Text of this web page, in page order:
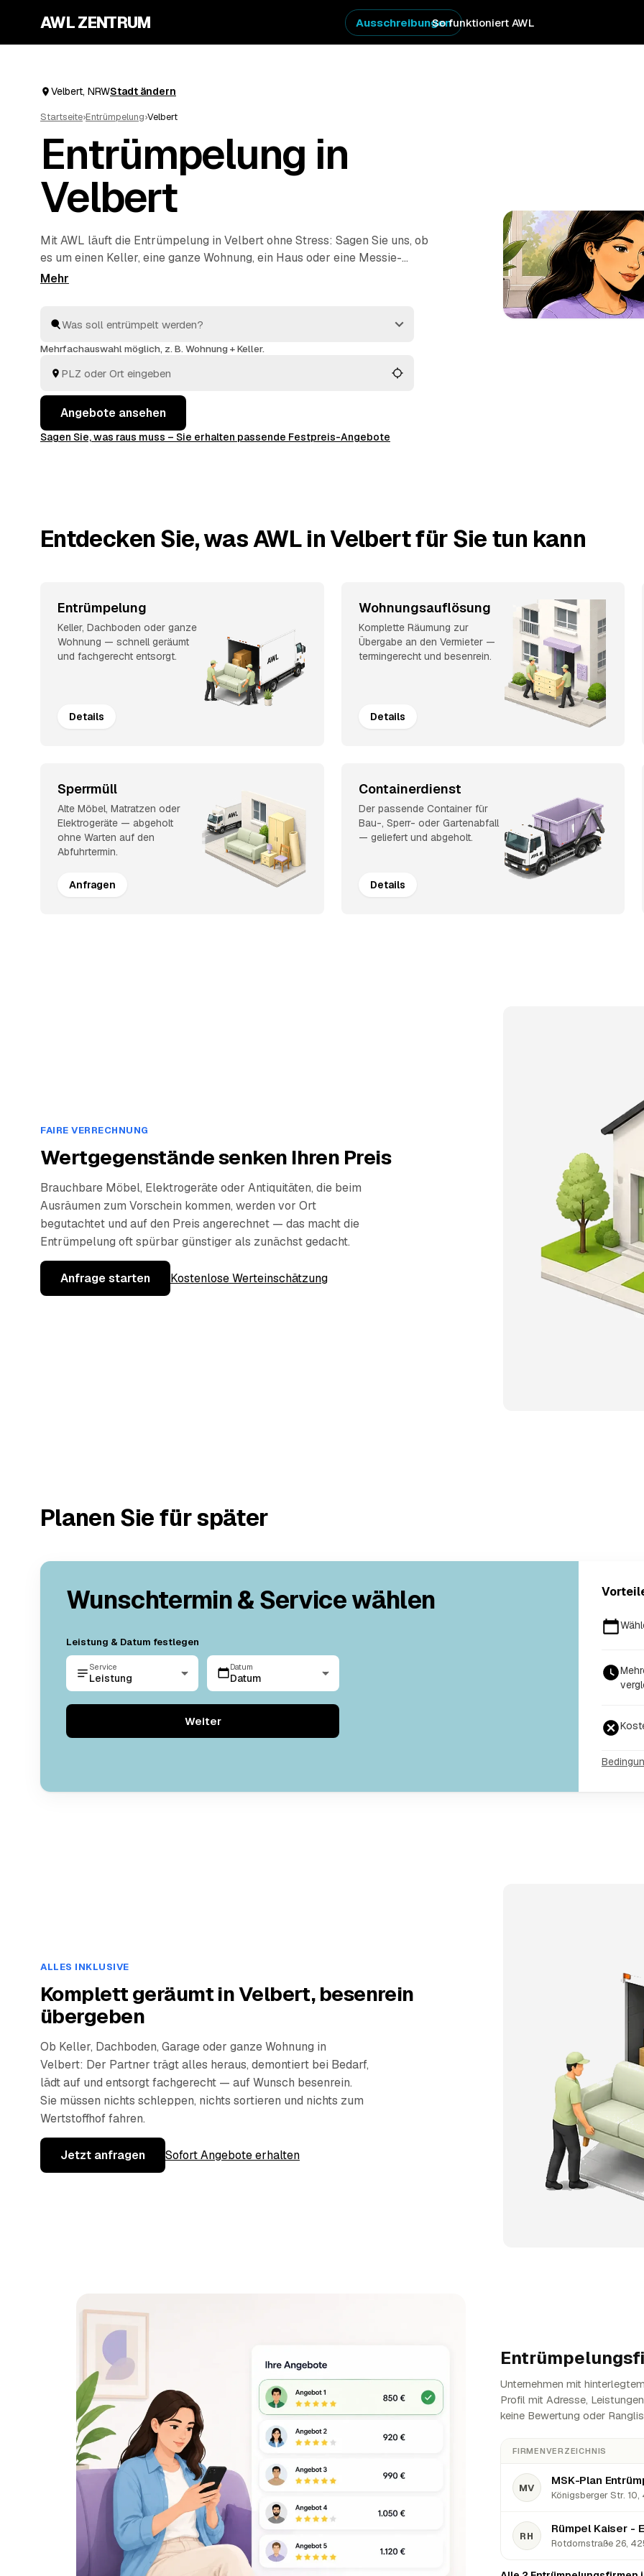
AWL ZENTRUM So funktioniert AWL
Ausschreibungen
Velbert, NRWStadt ändern
Startseite›Entrümpelung›Velbert
Entrümpelung in
Velbert
Mit AWL läuft die Entrümpelung in Velbert ohne Stress: Sagen Sie uns, ob
es um einen Keller, eine ganze Wohnung, ein Haus oder eine Messie-
Wohnung geht, und Sie bekommen dafür mehrere Festpreis-Angebote auf
direkt, welches Angebot am besten passt.
Mehrfachauswahl möglich, z. B. Wohnung + Keller.
Angebote ansehen
Sagen Sie, was raus muss – Sie erhalten passende Festpreis-Angebote
Entdecken Sie, was AWL in Velbert für Sie tun kann
Entrümpelung
Keller, Dachboden oder ganze
Wohnung — schnell geräumt
und fachgerecht entsorgt.
Details
Wohnungsauflösung
Komplette Räumung zur
Übergabe an den Vermieter —
termingerecht und besenrein.
Details
Sperrmüll
Alte Möbel, Matratzen oder
Elektrogeräte — abgeholt
ohne Warten auf den
Abfuhrtermin.
Anfragen
Containerdienst
Der passende Container für
Bau-, Sperr- oder Gartenabfall
— geliefert und abgeholt.
Details
FAIRE VERRECHNUNG
Wertgegenstände senken Ihren Preis
Brauchbare Möbel, Elektrogeräte oder Antiquitäten, die beim
Ausräumen zum Vorschein kommen, werden vor Ort
begutachtet und auf den Preis angerechnet — das macht die
Entrümpelung oft spürbar günstiger als zunächst gedacht.
Anfrage starten Kostenlose Werteinschätzung
Planen Sie für später
Wunschtermin & Service wählen
Leistung & Datum festlegen
Service
Leistung
Datum
Datum
Weiter
ALLES INKLUSIVE
Komplett geräumt in Velbert, besenrein
übergeben
Ob Keller, Dachboden, Garage oder ganze Wohnung in
Velbert: Der Partner trägt alles heraus, demontiert bei Bedarf,
lädt auf und entsorgt fachgerecht — auf Wunsch besenrein.
Sie müssen nichts schleppen, nichts sortieren und nichts zum
Wertstoffhof fahren.
Jetzt anfragen Sofort Angebote erhalten
Unternehmen mit
Profil mit Adresse,
keine Bewertung oder
FIRMENVERZEICHNIS
MV
MSK-Plan
Königsberger Str.
RH
Rümpel Kaiser -
Rotdornstraße 26,